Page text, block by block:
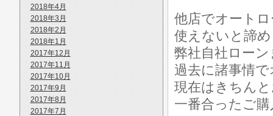
2018年4月
2018年3月
2018年2月
2018年1月
2017年12月
2017年11月
2017年10月
2017年9月
2017年8月
2017年7月
他店でオート
使えないと諦
弊社自社ロー
過去に諸事情
現在はきちん
一番合ったご